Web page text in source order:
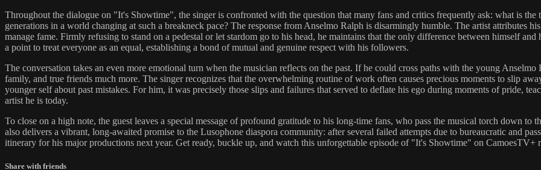
Throughout the dialogue on "It's Showtime", the singer is confronted with the question that many fans and critics frequently ask: what is
generations in a world changing at such a breakneck pace? The response from Anselmo Ralph is disarmingly humble. The artist attributes
manage fame. Firmly refusing to stand on a pedestal or let stardom go to his head, he maintains that the only difference between himself
a point to treat everyone as an equal, establishing a bond of mutual and genuine respect with his followers.
The conversation takes an even more emotional turn when the musician reflects on the past. If he could cross paths with the young
family, and true friends much more. The singer recognizes that the overwhelming routine of work often causes precious moments to slip
younger self about past mistakes. For him, it was precisely those slips and failures that served to deflate his ego during moments of pride,
artist he is today.
To close on a high note, the guest leaves a special message of profound gratitude to his long-time fans, who pass the musical torch down
also delivers a vibrant, long-awaited promise to the Lusophone diaspora community: after several failed attempts due to bureaucratic and
itinerary for his major productions next year. Get ready, buckle up, and watch this unforgettable episode of "It's Showtime" on CamoesTV+
Share with friends